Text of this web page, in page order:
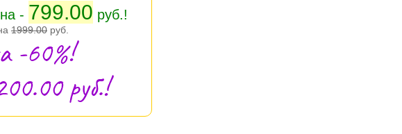
- 799.00 руб.!
1999.00 руб.
-60%!
руб.!